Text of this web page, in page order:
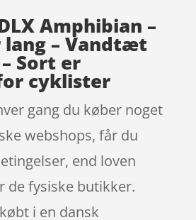
Amphibian –
lang – Vandtæt
Sort er
cyklister
gang du køber noget
webshops, får du
end loven
de fysiske butikker.
i en dansk